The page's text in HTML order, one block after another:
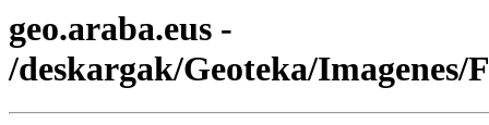
geo.araba.eus -
/deskargak/Geoteka/Imagenes/